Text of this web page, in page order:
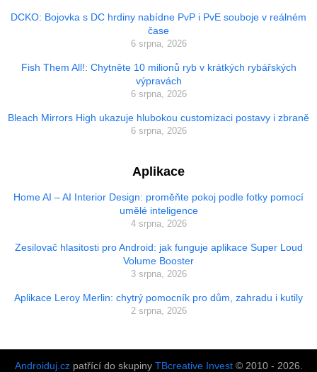
DCKO: Bojovka s DC hrdiny nabídne PvP i PvE souboje v reálném
čase
6 srpna, 2026
Fish Them All!: Chytněte 10 milionů ryb v krátkých rybářských
výpravách
6 srpna, 2026
Bleach Mirrors High ukazuje hlubokou customizaci postavy i zbraně
6 srpna, 2026
Aplikace
Home AI – AI Interior Design: proměňte pokoj podle fotky pomocí
umělé inteligence
4 srpna, 2026
Zesilovač hlasitosti pro Android: jak funguje aplikace Super Loud
Volume Booster
3 srpna, 2026
Aplikace Leroy Merlin: chytrý pomocník pro dům, zahradu i kutily
2 srpna, 2026
Androiduj.czpatřící do skupiny TBcreative Invest© 2010 - 2026.